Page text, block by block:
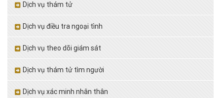
Dịch vụ thám tử
Dịch vụ điều tra ngoại tình
Dịch vụ theo dõi giám sát
Dịch vụ thám tử tìm người
Dịch vụ xác minh nhân thân